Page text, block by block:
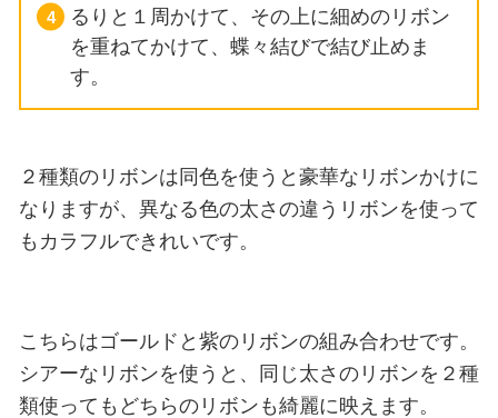
るりと１周かけて、その上に細めのリボン
を重ねてかけて、蝶々結びで結び止めま
す。
２種類のリボンは同色を使うと豪華なリボンかけに
なりますが、異なる色の太さの違うリボンを使って
もカラフルできれいです。
こちらはゴールドと紫のリボンの組み合わせです。
シアーなリボンを使うと、同じ太さのリボンを２種
類使ってもどちらのリボンも綺麗に映えます。